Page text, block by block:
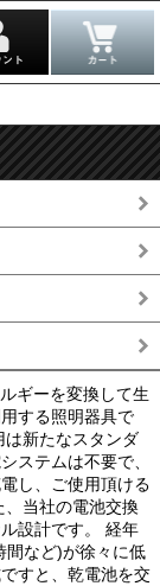
ギーを変換して生
する照明器具で
新たなスタンダ
ステムは不要で、
し、ご使用頂ける
、当社の電池交換
設計です。 経年
間など)が徐々に低
すと、乾電池を交